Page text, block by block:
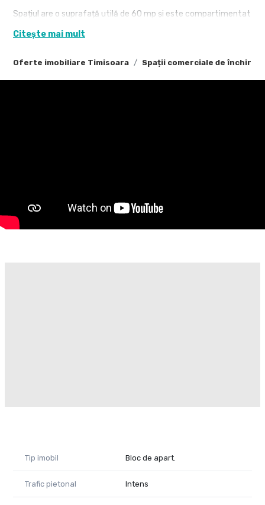
Oferte imobiliare Timisoara Spații comerciale de închiriat
Spațiul are o suprafață utilă de 60 mp și este compartimentat
flexibilitate pentru diverse activități comerciale sau de birou –
showroom, magazin sau punct de lucru.
Loredana Boce - consultant imobiliar Property Lab
Citește mai mult
Tip imobil Bloc de apart.
Trafic pietonal Intens